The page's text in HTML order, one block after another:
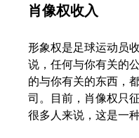
肖像权收入
形象权是足球运动员
说，任何与你有关的
的与你有关的东西，
司。目前，肖像权只
很多人来说，这是一